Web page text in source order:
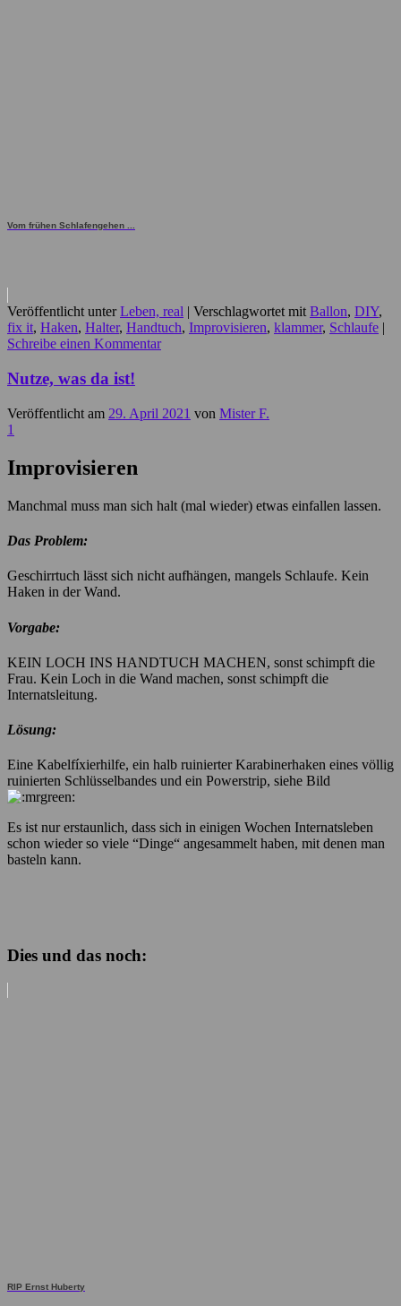
Vom frühen Schlafengehen ...
Veröffentlicht unter Leben, real Verschlagwortet mit Ballon, DIY,
fix it, Haken, Halter, Handtuch, Improvisieren, klammer, Schlaufe
Schreibe einen Kommentar
Nutze, was da ist!
Veröffentlicht am 29. April 2021 von Mister F.
1
Improvisieren
Manchmal muss man sich halt (mal wieder) etwas einfallen lassen.
Das Problem:
Geschirrtuch lässt sich nicht aufhängen, mangels Schlaufe. Kein
Haken in der Wand.
Vorgabe:
KEIN LOCH INS HANDTUCH MACHEN, sonst schimpft die
Frau. Kein Loch in die Wand machen, sonst schimpft die
Internatsleitung.
Lösung:
Eine Kabelfíxierhilfe, ein halb ruinierter Karabinerhaken eines völlig
ruinierten Schlüsselbandes und ein Powerstrip, siehe Bild
Es ist nur erstaunlich, dass sich in einigen Wochen Internatsleben
schon wieder so viele “Dinge“ angesammelt haben, mit denen man
basteln kann.
Dies und das noch:
RIP Ernst Huberty